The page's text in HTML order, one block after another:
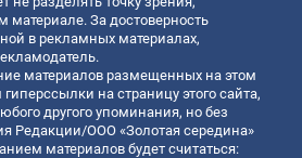
материале. За достоверность
в рекламных материалах,
материалов размещенных на этом
на страницу этого сайта,
другого упоминания, но без
Редакции/ООО «Золотая середина»
материалов будет считаться: